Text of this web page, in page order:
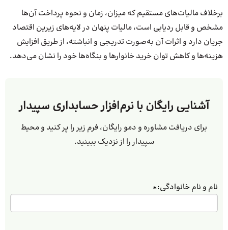
برخلاف مالیات‌های مستقیم که میزان، زمان و نحوه پرداخت آن‌ها
مشخص و قابل ردیابی است، مالیات پنهان در لایه‌های زیرین اقتصاد
جریان دارد و اثرات آن به‌صورت تدریجی و انباشته، از طریق افزایش
هزینه‌ها و کاهش توان خرید خانوارها و بنگاه‌ها خود را نشان می‌دهد.
آشنایی رایگان با نرم‌افزار حسابداری سپیدار
برای دریافت مشاوره و دمو رایگان، فرم زیر را پر کنید و محیط
سپیدار را از نزدیک ببینید.
نام و نام خانوادگی:*